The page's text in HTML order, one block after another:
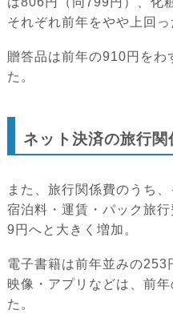
それぞれ前年をやや上回っ
贈答品は前年の910円をわ
た。
ネット決済の旅行
また、旅行関係費のうち
宿泊料・運賃・パック旅
9円へと大きく増加。
電子書籍は前年並みの253
映像・アプリなどは、前
た。